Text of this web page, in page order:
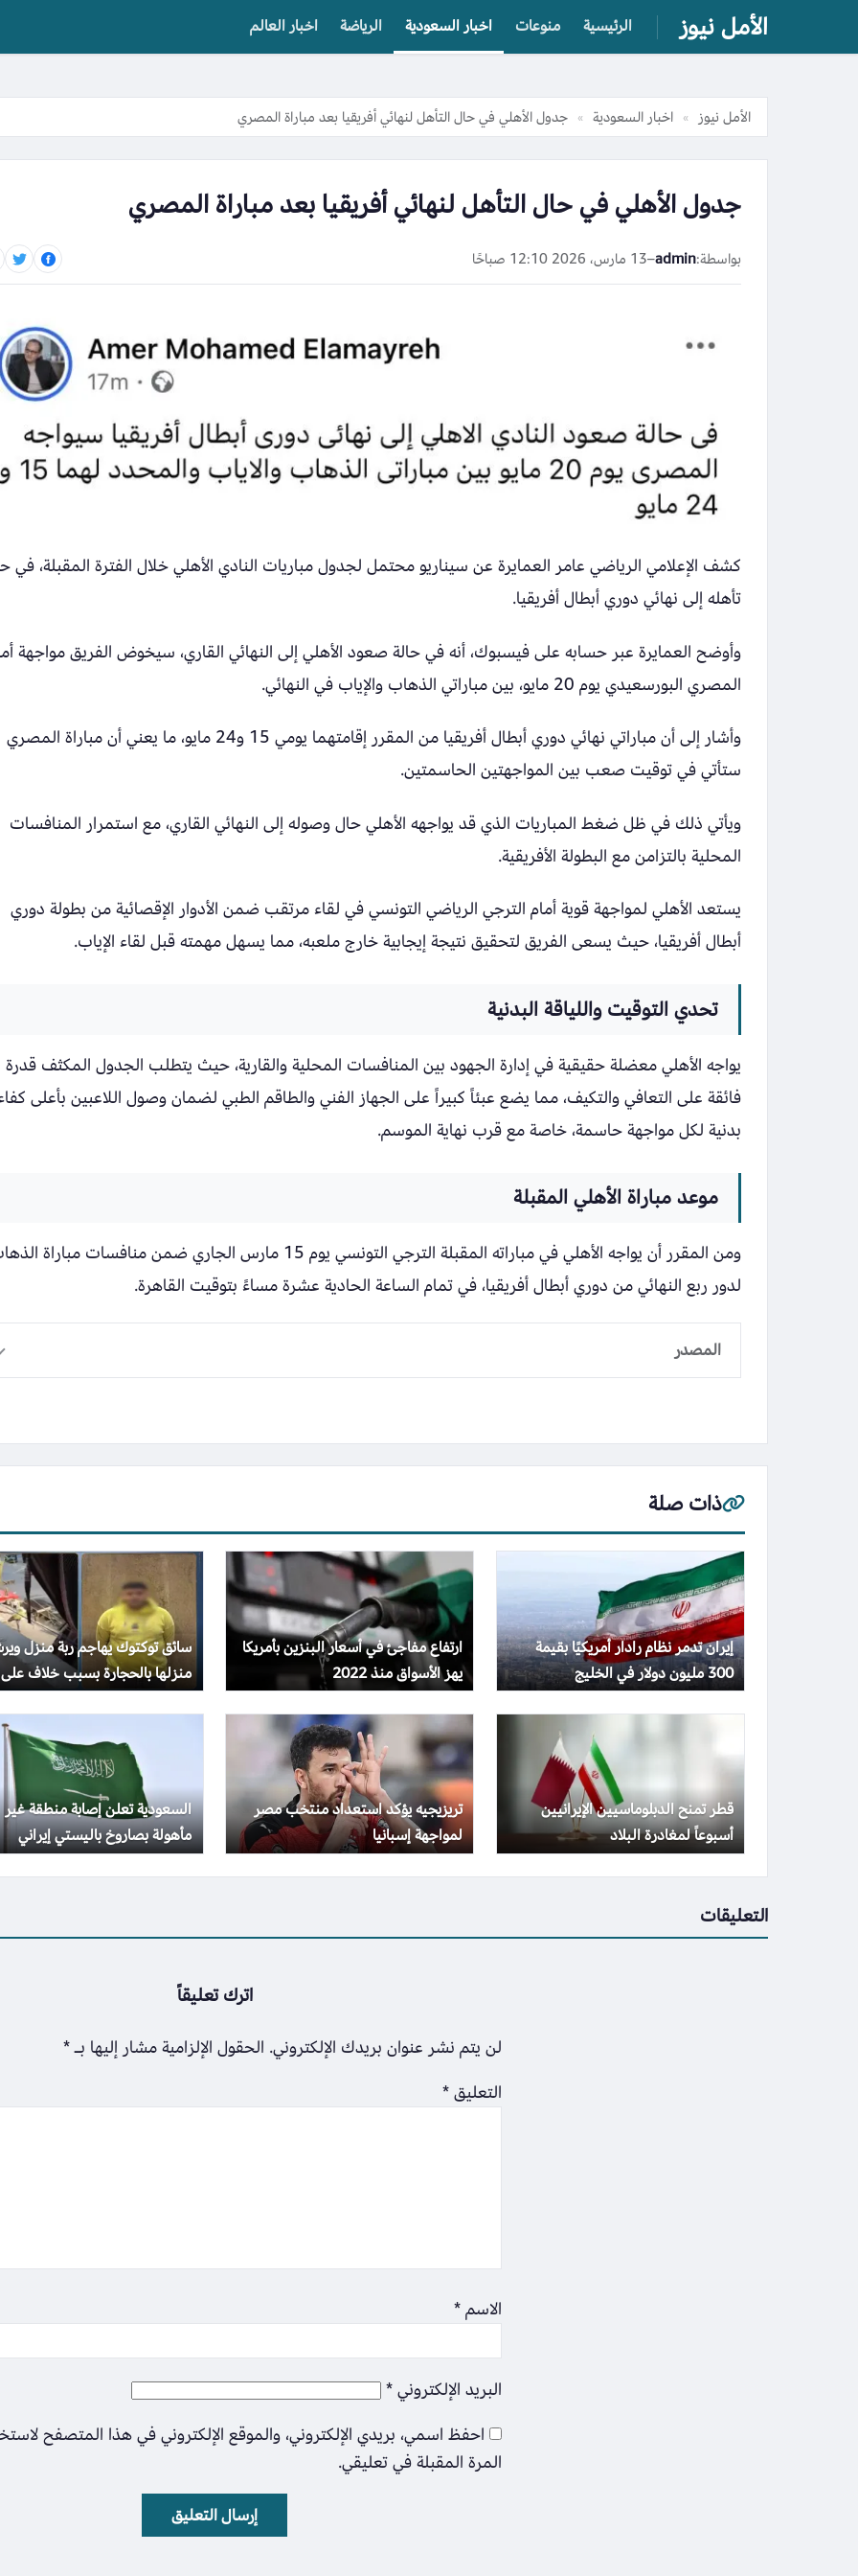
الأمل نيوز الرئيسية منوعات اخبار السعودية الرياضة اخبار العالم
الأمل نيوز » اخبار السعودية » جدول الأهلي في حال التأهل لنهائي أفريقيا بعد مباراة المصري
جدول الأهلي في حال التأهل لنهائي أفريقيا بعد مباراة المصري
بواسطة:admin
–13 مارس، 2026 12:10 صباحًا
كشف الإعلامي الرياضي عامر العمايرة عن سيناريو محتمل لجدول مباريات النادي الأهلي خلال الفترة المقبلة، في
تأهله إلى نهائي دوري أبطال أفريقيا.
وأوضح العمايرة عبر حسابه على فيسبوك، أنه في حالة صعود الأهلي إلى النهائي القاري، سيخوض الفريق مواجهة
المصري البورسعيدي يوم 20 مايو، بين مباراتي الذهاب والإياب في النهائي.
وأشار إلى أن مباراتي نهائي دوري أبطال أفريقيا من المقرر إقامتهما يومي 15 و24 مايو، ما يعني أن مباراة المصري
ستأتي في توقيت صعب بين المواجهتين الحاسمتين.
ويأتي ذلك في ظل ضغط المباريات الذي قد يواجهه الأهلي حال وصوله إلى النهائي القاري، مع استمرار المنافسات
المحلية بالتزامن مع البطولة الأفريقية.
يستعد الأهلي لمواجهة قوية أمام الترجي الرياضي التونسي في لقاء مرتقب ضمن الأدوار الإقصائية من بطولة دوري
أبطال أفريقيا، حيث يسعى الفريق لتحقيق نتيجة إيجابية خارج ملعبه، مما يسهل مهمته قبل لقاء الإياب.
تحدي التوقيت واللياقة البدنية
يواجه الأهلي معضلة حقيقية في إدارة الجهود بين المنافسات المحلية والقارية، حيث يتطلب الجدول المكثف قدرة
فائقة على التعافي والتكيف، مما يضع عبئاً كبيراً على الجهاز الفني والطاقم الطبي لضمان وصول اللاعبين بأعلى
بدنية لكل مواجهة حاسمة، خاصة مع قرب نهاية الموسم.
موعد مباراة الأهلي المقبلة
ومن المقرر أن يواجه الأهلي في مباراته المقبلة الترجي التونسي يوم 15 مارس الجاري ضمن منافسات مباراة
لدور ربع النهائي من دوري أبطال أفريقيا، في تمام الساعة الحادية عشرة مساءً بتوقيت القاهرة.
المصدر
ذات صلة
إيران تدمر نظام رادار أمريكيًا بقيمة
300 مليون دولار في الخليج
ارتفاع مفاجئ في أسعار البنزين بأمريكا
يهز الأسواق منذ 2022
سائق توكتوك يهاجم ربة منزل
منزلها بالحجارة بسبب خلاف على
الأجرة
قطر تمنح الدبلوماسيين الإيرانيين
أسبوعاً لمغادرة البلاد
تريزيجيه يؤكد استعداد منتخب مصر
لمواجهة إسبانيا
السعودية تعلن إصابة منطقة غير
مأهولة بصاروخ باليستي إيراني
التعليقات
اترك تعليقاً
لن يتم نشر عنوان بريدك الإلكتروني. الحقول الإلزامية مشار إليها بـ*
التعليق*
الاسم*
البريد الإلكتروني*
احفظ اسمي، بريدي الإلكتروني، والموقع الإلكتروني في هذا المتصفح
المرة المقبلة في تعليقي.